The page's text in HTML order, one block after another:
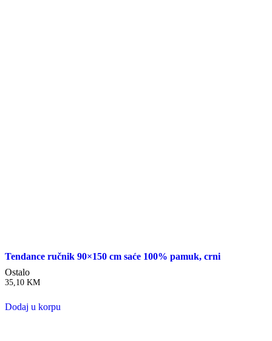
Tendance ručnik 90×150 cm saće 100% pamuk, crni
Ostalo
35,10 KM
Dodaj u korpu